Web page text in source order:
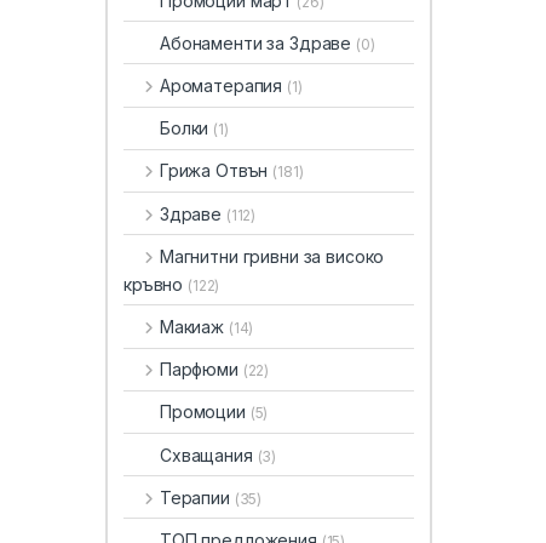
Абонаменти за Здраве (0)
Ароматерапия (1)
Болки (1)
Грижа Отвън (181)
Здраве (112)
Магнитни гривни за високо
кръвно (122)
Макиаж (14)
Парфюми (22)
Промоции (5)
Схващания (3)
Терапии (35)